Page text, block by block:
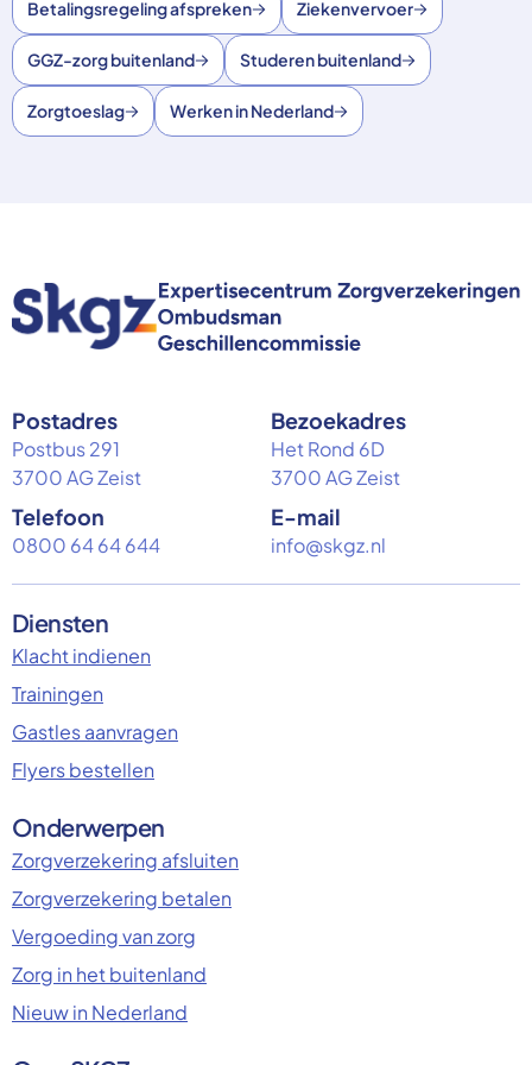
Betalingsregeling afspreken Ziekenvervoer
GGZ-zorg buitenland Studeren buitenland
Zorgtoeslag Werken in Nederland
Postadres
Postbus 291
3700 AG Zeist
Bezoekadres
Het Rond 6D
3700 AG Zeist
Telefoon
0800 64 64 644
E-mail
info@skgz.nl
Diensten
Klacht indienen
Trainingen
Gastles aanvragen
Flyers bestellen
Onderwerpen
Zorgverzekering afsluiten
Zorgverzekering betalen
Vergoeding van zorg
Zorg in het buitenland
Nieuw in Nederland